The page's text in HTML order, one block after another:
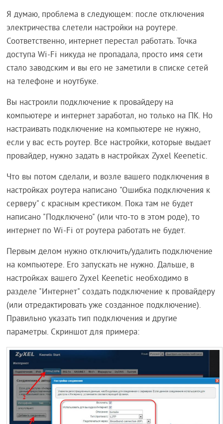
Я думаю, проблема в следующем: после отключения
электричества слетели настройки на роутере.
Соответственно, интернет перестал работать. Точка
доступа Wi-Fi никуда не пропадала, просто имя сети
стало заводским и вы его не заметили в списке сетей
на телефоне и ноутбуке.
Вы настроили подключение к провайдеру на
компьютере и интернет заработал, но только на ПК. Но
настраивать подключение на компьютере не нужно,
если у вас есть роутер. Все настройки, которые выдает
провайдер, нужно задать в настройках Zyxel Keenetic.
Что вы потом сделали, и возле вашего подключения в
настройках роутера написано "Ошибка подключения к
серверу" с красным крестиком. Пока там не будет
написано "Подключено" (или что-то в этом роде), то
интернет по Wi-Fi от роутера работать не будет.
Первым делом нужно отключить/удалить подключение
на компьютере. Его запускать не нужно. Дальше, в
настройках вашего Zyxel Keenetic необходимо в
разделе "Интернет" создать подключение к провайдеру
(или отредактировать уже созданное подключение).
Правильно указать тип подключения и другие
параметры. Скриншот для примера: